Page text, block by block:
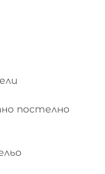
постелно